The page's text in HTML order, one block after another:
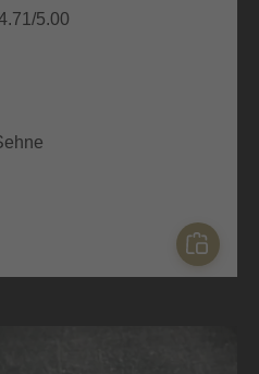
von 4.7 von 5 Sternen
5.00